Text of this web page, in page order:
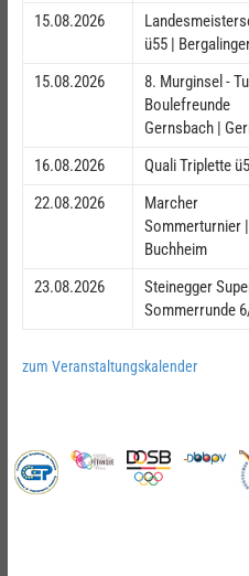
15.08.2026
ü55 |
15.08.2026
8. Murginsel -
Boulefreunde
Gernsbach |
16.08.2026
Quali Triplette
22.08.2026
Marcher
Sommerturnier
Buchheim
23.08.2026
Steinegger
Sommerrunde
zum Veranstaltungskalender